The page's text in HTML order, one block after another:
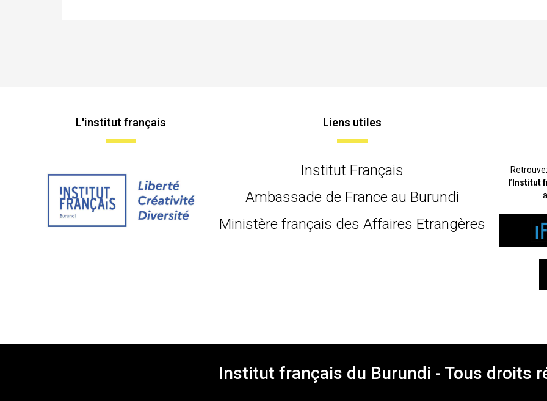
L'institut français Liens utiles
Institut Français
Ambassade de France au Burundi
Ministère français des Affaires Etrangères
l’ Institut
Institut français du Burundi - Tous droits